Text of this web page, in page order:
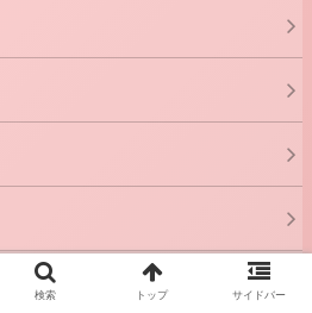
検索 トップ サイドバー